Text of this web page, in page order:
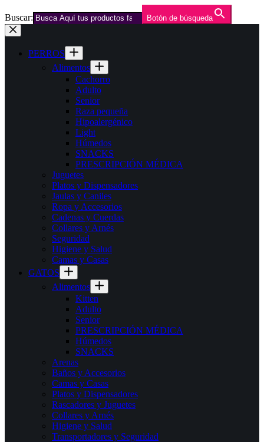
Buscar: Botón de búsqueda
Saltar
al
contenidoPERROS
Alimentos
Cachorro
Adulto
Senior
Raza pequeña
Hipoalergénico
Light
Húmedos
SNACKS
PRESCRIPCIÓN MÉDICA
Juguetes
Platos y Dispensadores
Jaulas y Caniles
Ropa y Accesorios
Cadenas y Cuerdas
Collares y Arnés
Seguridad
Higiene y Salud
Camas y Casas
GATOS
Alimentos
Kitten
Adulto
Senior
PRESCRIPCIÓN MÉDICA
Húmedos
SNACKS
Arenas
Baños y Accesorios
Camas y Casas
Platos y Dispensadores
Rascadores y Juguetes
Collares y Arnés
Higiene y Salud
Transportadores y Seguridad